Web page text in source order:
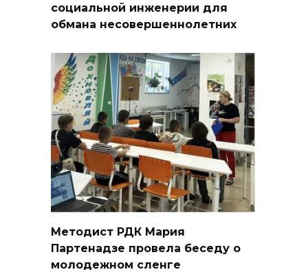
социальной инженерии для
обмана несовершеннолетних
Методист РДК Мария
Партенадзе провела беседу о
молодежном сленге